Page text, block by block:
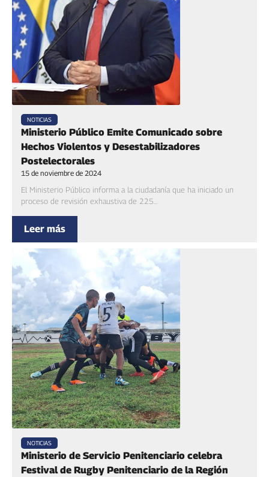
NOTICIAS
Ministerio Público Emite Comunicado sobre
Hechos Violentos y Desestabilizadores
Postelectorales
15 de noviembre de 2024
El Ministerio Público informa a la ciudadanía que ha iniciado un
proceso de revisión exhaustiva de 225...
Leer más
NOTICIAS
Ministerio de Servicio Penitenciario celebra
Festival de Rugby Penitenciario de la Región